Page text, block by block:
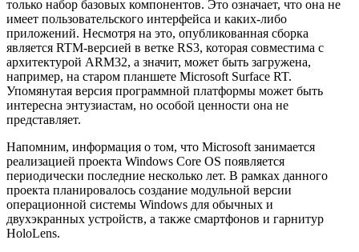
только набор базовых компонентов. Это означает, что она не
имеет пользовательского интерфейса и каких-либо
приложений. Несмотря на это, опубликованная сборка
является RTM-версией в ветке RS3, которая совместима с
архитектурой ARM32, а значит, может быть загружена,
например, на старом планшете Microsoft Surface RT.
Упомянутая версия программной платформы может быть
интересна энтузиастам, но особой ценности она не
представляет.
Напомним, информация о том, что Microsoft занимается
реализацией проекта Windows Core OS появляется
периодически последние несколько лет. В рамках данного
проекта планировалось создание модульной версии
операционной системы Windows для обычных и
двухэкранных устройств, а также смартфонов и гарнитур
HoloLens.